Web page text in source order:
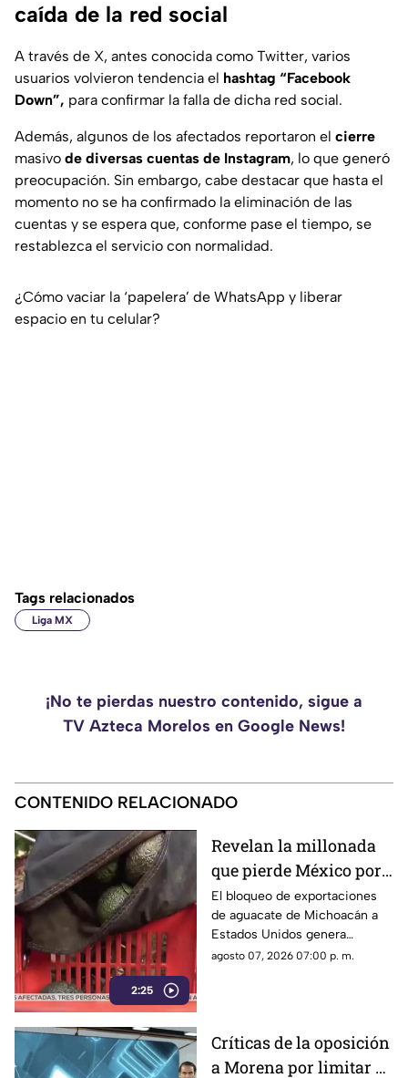
caída de la red social
A través de X, antes conocida como Twitter, varios
usuarios volvieron tendencia el hashtag “Facebook
Down”, para confirmar la falla de dicha red social.
Además, algunos de los afectados reportaron el cierre
masivo de diversas cuentas de Instagram, lo que generó
preocupación. Sin embargo, cabe destacar que hasta el
momento no se ha confirmado la eliminación de las
cuentas y se espera que, conforme pase el tiempo, se
restablezca el servicio con normalidad.
¿Cómo vaciar la ‘papelera’ de WhatsApp y liberar
espacio en tu celular?
Tags relacionados
Liga MX
¡No te pierdas nuestro contenido, sigue a
TV Azteca Morelos en Google News!
CONTENIDO RELACIONADO
2:25
Revelan la millonada
que pierde México por
el bloqueo de Estados
Unidos al aguacate de
Michoacán
El bloqueo de exportaciones
de aguacate de Michoacán a
Estados Unidos genera
pérdidas millonarias.
agosto 07, 2026 07:00 p. m.
Críticas de la oposición
a Morena por limitar el